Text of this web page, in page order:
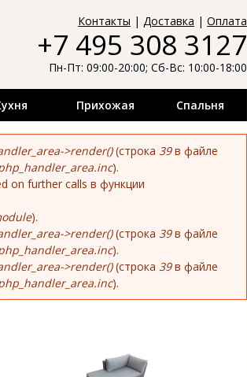
и
лучших
распродажи,
Контакты | Доставка | Оплата
+7 495 308 3127
Пн-Пт: 09:00-20:00; Сб-Вс: 10:00-18:00
Прихожая Спальня
>render()(строка 39в файле
).
on further calls в функции
).
>render()(строка 39в файле
).
>render()(строка 39в файле
).